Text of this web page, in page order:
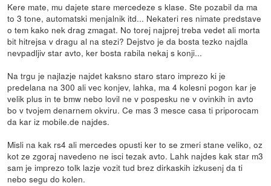
Kere mate, mu dajete stare mercedeze s klase. Ste pozabil da ma
to 3 tone, automatski menjalnik itd... Nekateri res nimate predstave
o tem kako nek drag zmagat. No torej najprej treba vedet ali morta
bit hitrejsa v dragu al na stezi? Dejstvo je da bosta tezko najdla
nevpadljiv star avto, ker bosta rabila nekaj s konji...
Na trgu je najlazje najdet kaksno staro staro imprezo ki je
predelana na 300 ali vec konjev, lahka, ma 4 kolesni pogon kar je
velik plus in te bmw nebo lovil ne v pospesku ne v ovinkih in avto
bo v tvojem denarnem okviru. Ce mas 3 mesce casa ti priporocam
da kar iz mobile.de najdes.
Misli na kak rs4 ali mercedes opusti ker to se zmeri stane veliko, oz
kot ze zgoraj navedeno ne isci tezak avto. Lahk najdes kak star m3
sam je imprezo tolk lazje vozit tud brez dirkaskih izkusenj da ti
nebo segu do kolen.